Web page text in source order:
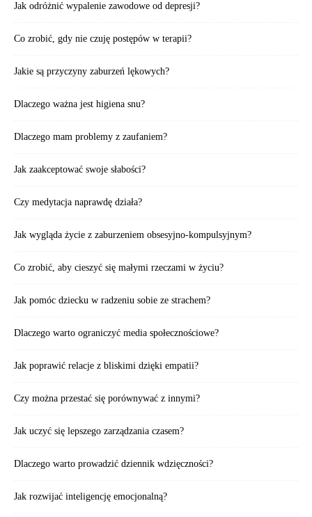
Jak odróżnić wypalenie zawodowe od depresji?
Co zrobić, gdy nie czuję postępów w terapii?
Jakie są przyczyny zaburzeń lękowych?
Dlaczego ważna jest higiena snu?
Dlaczego mam problemy z zaufaniem?
Jak zaakceptować swoje słabości?
Czy medytacja naprawdę działa?
Jak wygląda życie z zaburzeniem obsesyjno-kompulsyjnym?
Co zrobić, aby cieszyć się małymi rzeczami w życiu?
Jak pomóc dziecku w radzeniu sobie ze strachem?
Dlaczego warto ograniczyć media społecznościowe?
Jak poprawić relacje z bliskimi dzięki empatii?
Czy można przestać się porównywać z innymi?
Jak uczyć się lepszego zarządzania czasem?
Dlaczego warto prowadzić dziennik wdzięczności?
Jak rozwijać inteligencję emocjonalną?